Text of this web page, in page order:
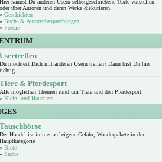
Hier kannst Du anderen Usern selbstgeschriebene Texte vorstellen
oder über Autoren und deren Werke diskutieren.
» Geschichten
» Buch- & Autorenbesprechungen
» Poesie
Usertreffen
Du möchtest Dich mit anderen Usern treffen? Dann bist Du hier
richtig.
Tiere & Pferdesport
Alle möglichen Themen rund um Tiere und den Pferdesport.
» Klein- und Haustiere
Tauschbörse
Der Handel ist immer auf eigene Gefahr, Wanderpakete in der
Hauptkategorie
» Biete
» Suche